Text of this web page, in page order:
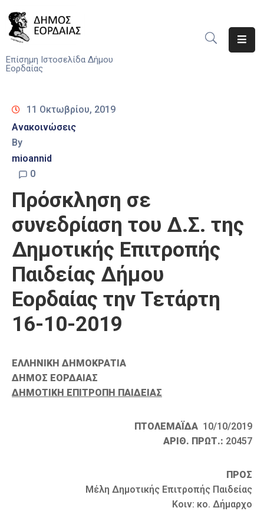
Επίσημη Ιστοσελίδα Δήμου
Εορδαίας
Υπηρεσίες
Του
Δήμου
Προσκλήσεις
Αποφάσεις
Τηλέφωνα
Καιρός
11 Οκτωβρίου, 2019
Ανακοινώσεις
By
mioannid
0
Πρόσκληση σε
συνεδρίαση του Δ.Σ. της
Δημοτικής Επιτροπής
Παιδείας Δήμου
Εορδαίας την Τετάρτη
16-10-2019
ΕΛΛΗΝΙΚΗ ΔΗΜΟΚΡΑΤΙΑ
ΔΗΜΟΣ ΕΟΡΔΑΙΑΣ
ΔΗΜΟΤΙΚΗ ΕΠΙΤΡΟΠΗ ΠΑΙΔΕΙΑΣ
ΠΤΟΛΕΜΑΪΔΑ 10/10/2019
ΑΡΙΘ. ΠΡΩΤ.: 20457
ΠΡΟΣ
Μέλη Δημοτικής Επιτροπής Παιδείας
Κοιν: κο. Δήμαρχο